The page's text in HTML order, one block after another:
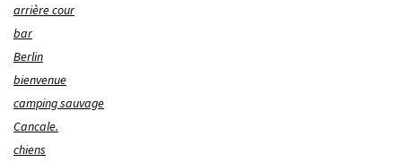
arrière cour
bar
Berlin
bienvenue
camping sauvage
Cancale.
chiens